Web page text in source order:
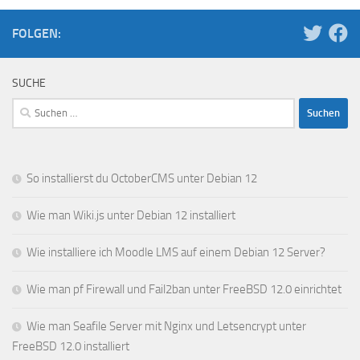
FOLGEN:
SUCHE
Suchen
nach:
So installierst du OctoberCMS unter Debian 12
Wie man Wiki.js unter Debian 12 installiert
Wie installiere ich Moodle LMS auf einem Debian 12 Server?
Wie man pf Firewall und Fail2ban unter FreeBSD 12.0 einrichtet
Wie man Seafile Server mit Nginx und Letsencrypt unter
FreeBSD 12.0 installiert